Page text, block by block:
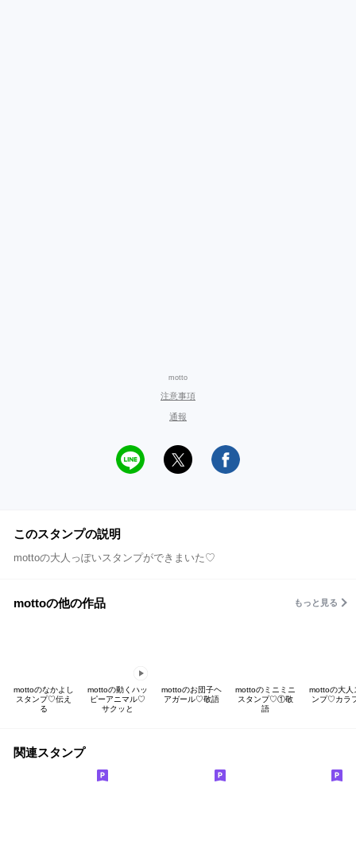
motto
注意事項
通報
このスタンプの説明
mottoの大人っぽいスタンプができまいた♡
mottoの他の作品 もっと見る
mottoのなかよし
スタンプ♡伝え
る
mottoの動くハッ
ピーアニマル♡
サクッと
mottoのお団子ヘ
アガール♡敬語
mottoのミニミニ
スタンプ♡①敬
語
mottoの大人
ンプ♡カラ
関連スタンプ